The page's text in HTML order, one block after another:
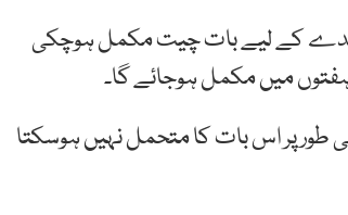
کے لیے بات چیت مکمل ہوچکی
میں مکمل ہوجائے گا۔
پر اس بات کا متحمل نہیں ہوسکتا